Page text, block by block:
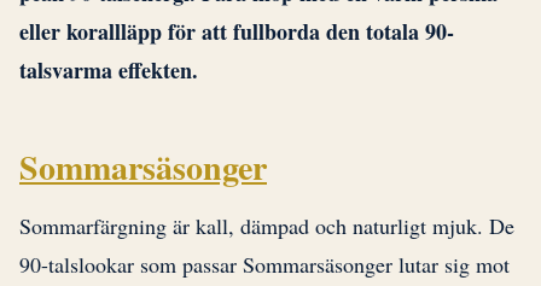
eller korallläpp för att fullborda den totala 90-
talsvarma effekten.
Sommarsäsonger
Sommarfärgning är kall, dämpad och naturligt mjuk. De
90-talslookar som passar Sommarsäsonger lutar sig mot